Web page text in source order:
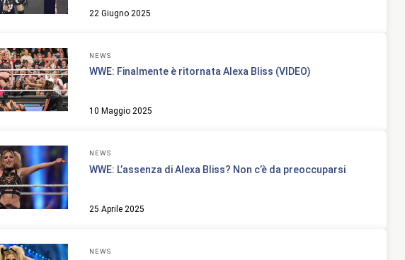
22 Giugno 2025
NEWS
WWE: Finalmente è ritornata Alexa Bliss (VIDEO)
10 Maggio 2025
NEWS
WWE: L’assenza di Alexa Bliss? Non c’è da preoccuparsi
25 Aprile 2025
NEWS